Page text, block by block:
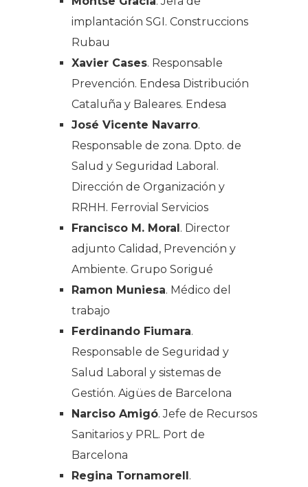
implantación SGI. Construccions
Rubau
Xavier Cases. Responsable
Prevención. Endesa Distribución
Cataluña y Baleares. Endesa
José Vicente Navarro.
Responsable de zona. Dpto. de
Salud y Seguridad Laboral.
Dirección de Organización y
RRHH. Ferrovial Servicios
Francisco M. Moral. Director
adjunto Calidad, Prevención y
Ambiente. Grupo Sorigué
Ramon Muniesa. Médico del
trabajo
Ferdinando Fiumara.
Responsable de Seguridad y
Salud Laboral y sistemas de
Gestión. Aigües de Barcelona
Narciso Amigó. Jefe de Recursos
Sanitarios y PRL. Port de
Barcelona
Regina Tornamorell.